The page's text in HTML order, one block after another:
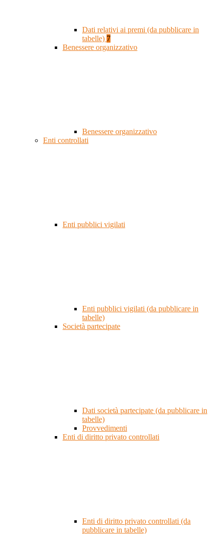
Dati relativi ai premi (da pubblicare in
tabelle) 7
Benessere organizzativo
Benessere organizzativo
Enti controllati
Enti pubblici vigilati
Enti pubblici vigilati (da pubblicare in
tabelle)
Società partecipate
Dati società partecipate (da pubblicare in
tabelle)
Provvedimenti
Enti di diritto privato controllati
Enti di diritto privato controllati (da
pubblicare in tabelle)